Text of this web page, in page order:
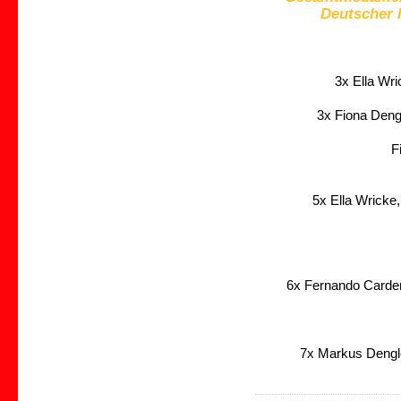
Deutscher
3x Ella
3x Fiona
5x Ella
6x Fernando
7x Markus